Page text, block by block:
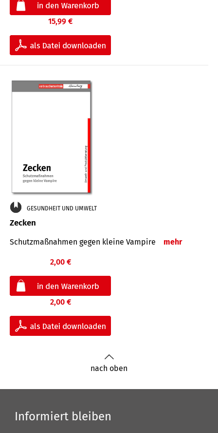
15,99 €
GESUNDHEIT UND UMWELT
Zecken
Schutz­maß­nahmen gegen kleine Vampire mehr
2,00 €
2,00 €
nach oben
Informiert bleiben